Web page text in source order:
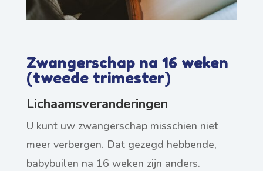
Zwangerschap na 16 weken
(tweede trimester)
Lichaamsveranderingen
U kunt uw zwangerschap misschien niet
meer verbergen. Dat gezegd hebbende,
babybuilen na 16 weken zijn anders.